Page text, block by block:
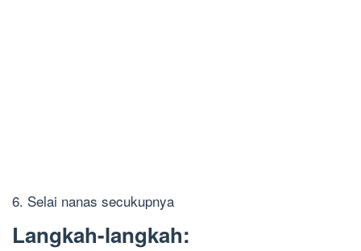
6. Selai nanas secukupnya
Langkah-langkah: